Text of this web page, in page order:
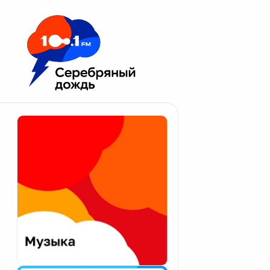
Москва 100.1 FM
Апатиты
Екатеринбург
Калининград
Калуга